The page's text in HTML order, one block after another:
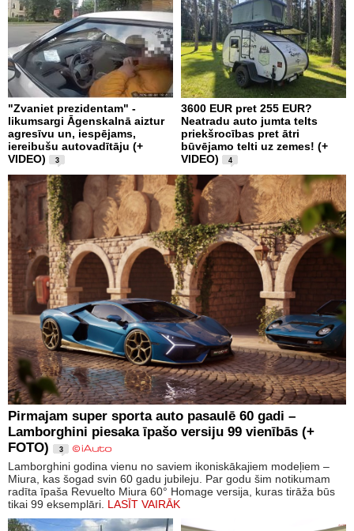
"Zvaniet prezidentam" -
likumsargi Āgenskalnā aiztur
agresīvu un, iespējams,
iereibušu autovadītāju (+
VIDEO)
3
3600 EUR pret 255 EUR?
Neatradu auto jumta telts
priekšrocības pret ātri
būvējamo telti uz zemes! (+
VIDEO)
4
Pirmajam super sporta auto pasaulē 60 gadi –
Lamborghini piesaka īpašo versiju 99 vienībās (+
FOTO)
3
Lamborghini godina vienu no saviem ikoniskākajiem modeļiem –
Miura, kas šogad svin 60 gadu jubileju. Par godu šim notikumam
radīta īpaša Revuelto Miura 60° Homage versija, kuras tirāža būs
tikai 99 eksemplāri. LASĪT VAIRĀK